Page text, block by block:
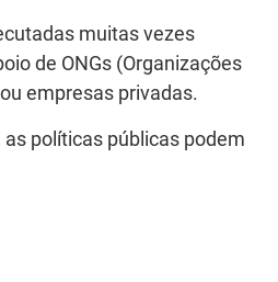
muitas vezes
de ONGs (Organizações
empresas privadas.
políticas públicas podem